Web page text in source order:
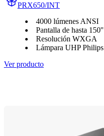
PRX650/INT
4000 lúmenes ANSI
Pantalla de hasta 150''
Resolución WXGA
Lámpara UHP Philips
Ver producto